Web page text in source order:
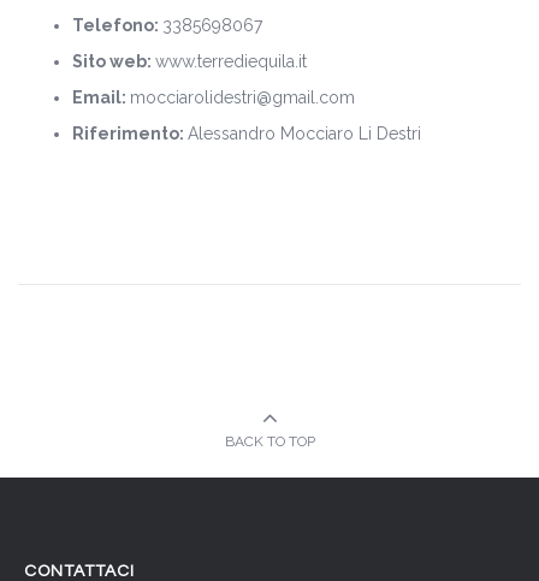
Telefono: 3385698067
Sito web: www.terrediequila.it
Email: mocciarolidestri@gmail.com
Riferimento: Alessandro Mocciaro Li Destri
BACK TO TOP
CONTATTACI